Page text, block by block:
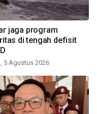
jaga program
di tengah defisit
5 Agustus 2026